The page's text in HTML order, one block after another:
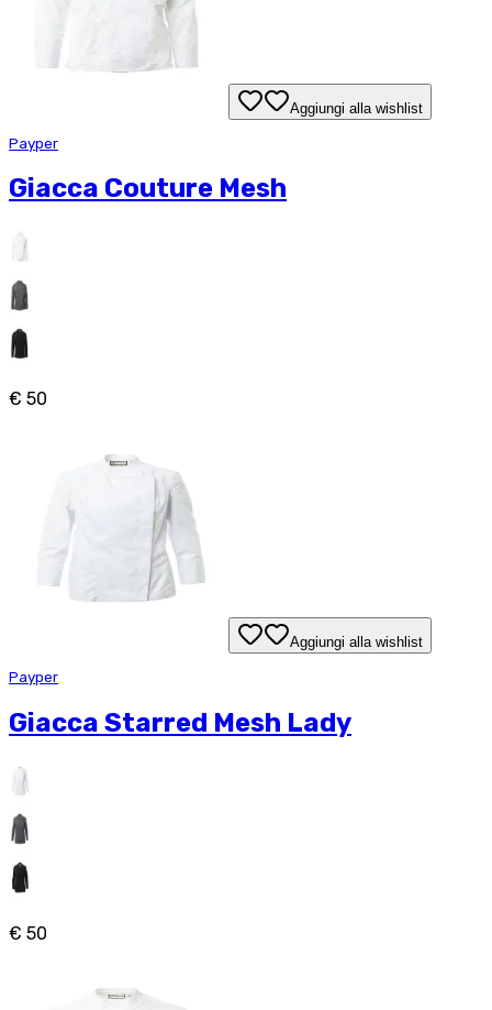
Aggiungi alla wishlist
Payper
Giacca Couture Mesh
€ 50
Aggiungi alla wishlist
Payper
Giacca Starred Mesh Lady
€ 50